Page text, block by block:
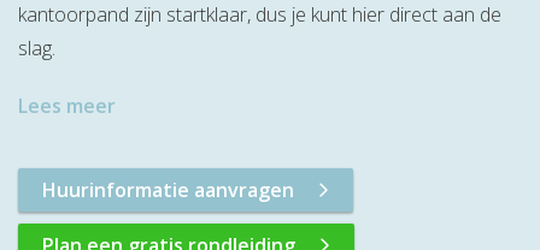
kantoorpand zijn startklaar, dus je kunt hier direct aan de
slag.
Lees meer
Huurinformatie aanvragen